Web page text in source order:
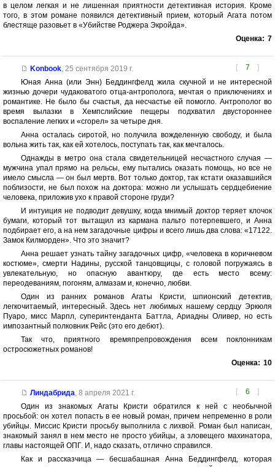
в целом легкая и не лишенная приятности детективная история. Кроме
того, в этом романе появился детективный прием, который Агата потом
блестяще разовьет в «Убийстве Роджера Экройда».
Оценка: 7
[ 7 ]
Konbook, 25 сентября 2019 г.
Юная Анна (или Энн) Беддингфелд жила скучной и не интересной
жизнью дочери чудаковатого отца-антрополога, мечтая о приключениях и
романтике. Не было бы счастья, да несчастье ей помогло. Антрополог во
время вылазки в Хемпслийские пещеры подхватил двустороннее
воспаление легких и «сгорел» за четыре дня.
Анна осталась сиротой, но получила вожделенную свободу, и была
вольна жить так, как ей хотелось, поступать так, как мечталось.
Однажды в метро она стала свидетельницей несчастного случая —
мужчина упал прямо на рельсы, ему пытались оказать помощь, но все не
имело смысла — он был мертв. Вот только доктор, так кстати оказавшийся
поблизости, не был похож на доктора: можно ли услышать сердцебиение
человека, приложив ухо к правой стороне груди?
И интуиция не подводит девушку, когда мнимый доктор теряет клочок
бумаги, который тот вытащил из кармана пальто потерпевшего, и Анна
подбирает его, а на нем загадочные цифры и всего лишь два слова: «17122.
Замок Килморден». Что это значит?
Анна решает узнать тайну загадочных цифр, «человека в коричневом
костюме», смерти Надины, русской танцовщицы, с головой погружаясь в
увлекательную, но опасную авантюру, где есть место всему:
переодеваниям, погоням, алмазам и, конечно, любви.
Один из ранних романов Агаты Кристи, шпионский детектив,
легкочитаемый, интересный. Здесь нет любимых нашему сердцу Эркюля
Пуаро, мисс Марпл, суперинтенданта Баттла, Ариадны Оливер, но есть
импозантный полковник Рейс (это его дебют).
Так что, приятного времяпрепровождения всем поклонникам
остросюжетных романов!
Оценка: 10
[ 6 ]
Линдабрида, 8 апреля 2021 г.
Один из знакомых Агаты Кристи обратился к ней с необычной
просьбой: он хотел попасть в ее новый роман, причем непременно в роли
убийцы. Миссис Кристи просьбу выполнила с лихвой. Роман был написан,
знакомый занял в нем место не просто убийцы, а зловещего махинатора,
главы настоящей ОПГ. И, надо сказать, отлично справился.
Как и рассказчица — бесшабашная Анна Беддингфелд, которая